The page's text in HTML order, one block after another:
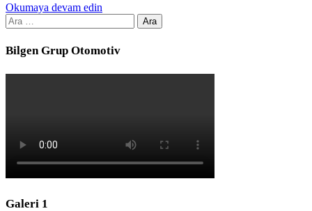
Okumaya devam edin
Arama:
Bilgen Grup Otomotiv
Galeri 1